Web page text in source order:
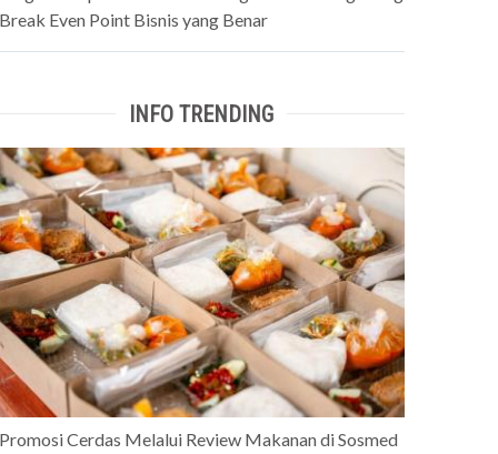
Even Point Bisnis yang Benar
INFO TRENDING
Cerdas Melalui Review Makanan di Sosmed